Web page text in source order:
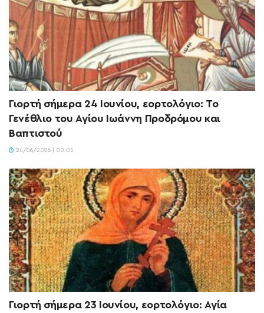
Γιορτή σήμερα 24 Ιουνίου, εορτολόγιο: Το
Γενέθλιο του Αγίου Ιωάννη Προδρόμου και
Βαπτιστού
24/06/2026 | 00:05
Γιορτή σήμερα 23 Ιουνίου, εορτολόγιο: Αγία